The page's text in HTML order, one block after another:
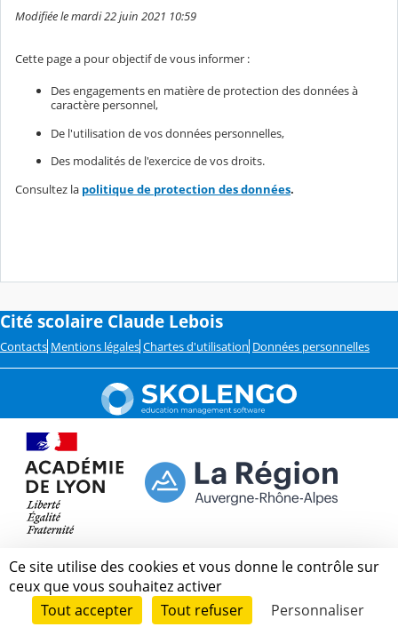
Modifiée le mardi 22 juin 2021 10:59
Cette page a pour objectif de vous informer :
Des engagements en matière de protection des données à
caractère personnel,
De l'utilisation de vos données personnelles,
Des modalités de l'exercice de vos droits.
Consultez la politique de protection des données.
Cité scolaire Claude Lebois
Contacts Mentions légales Chartes d'utilisation Données personnelles
Ce site utilise des cookies et vous donne le contrôle sur
ceux que vous souhaitez activer
Tout accepter
Tout refuser Personnaliser